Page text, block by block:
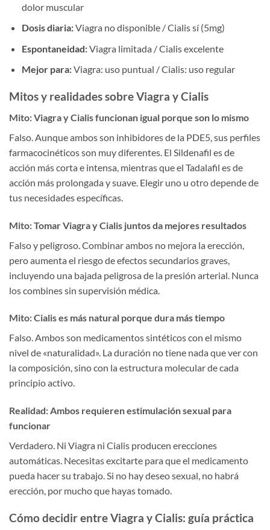
dolor muscular
Dosis diaria:Viagra no disponible / Cialis sí (5mg)
Espontaneidad:Viagra limitada / Cialis excelente
Mejor para:Viagra: uso puntual / Cialis: uso regular
Mitos y realidades sobre Viagra y Cialis
Mito: Viagra y Cialis funcionan igual porque son lo mismo
Falso. Aunque ambos son inhibidores de la PDE5, sus perfiles
farmacocinéticos son muy diferentes. El Sildenafil es de
acción más corta e intensa, mientras que el Tadalafil es de
acción más prolongada y suave. Elegir uno u otro depende de
tus necesidades específicas.
Mito: Tomar Viagra y Cialis juntos da mejores resultados
Falso y peligroso. Combinar ambos no mejora la erección,
pero aumenta el riesgo de efectos secundarios graves,
incluyendo una bajada peligrosa de la presión arterial. Nunca
los combines sin supervisión médica.
Mito: Cialis es más natural porque dura más tiempo
Falso. Ambos son medicamentos sintéticos con el mismo
nivel de «naturalidad». La duración no tiene nada que ver con
la composición, sino con la estructura molecular de cada
principio activo.
Realidad: Ambos requieren estimulación sexual para
funcionar
Verdadero. Ni Viagra ni Cialis producen erecciones
automáticas. Necesitas excitarte para que el medicamento
pueda hacer su trabajo. Si no hay deseo sexual, no habrá
erección, por mucho que hayas tomado.
Cómo decidir entre Viagra y Cialis: guía práctica